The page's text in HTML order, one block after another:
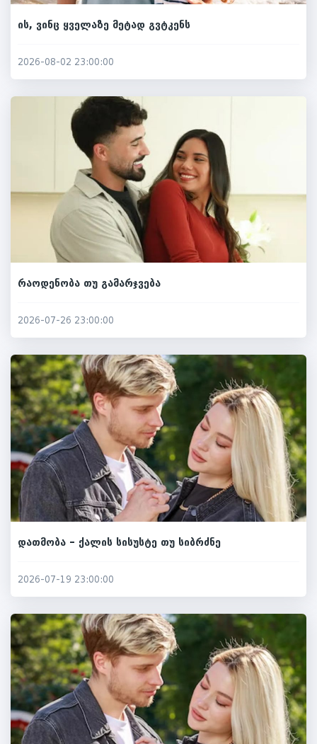
ის, ვინც ყველაზე მეტად გვტკენს
2026-08-02 23:00:00
რაოდენობა თუ გამარჯვება
2026-07-26 23:00:00
დათმობა – ქალის სისუსტე თუ სიბრძნე
2026-07-19 23:00:00